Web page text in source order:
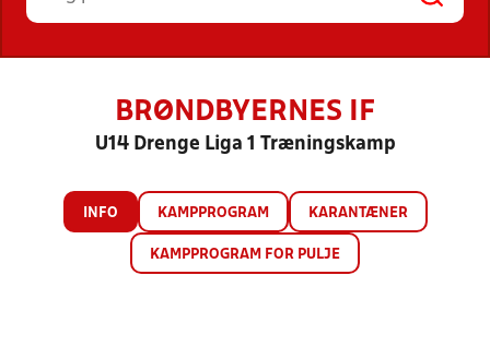
BRØNDBYERNES IF
U14 Drenge Liga 1 Træningskamp
INFO KAMPPROGRAM KARANTÆNER
KAMPPROGRAM FOR PULJE